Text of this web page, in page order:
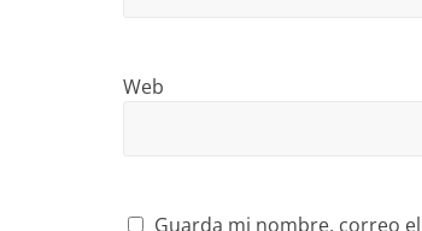
Web
Guarda mi nombre, correo